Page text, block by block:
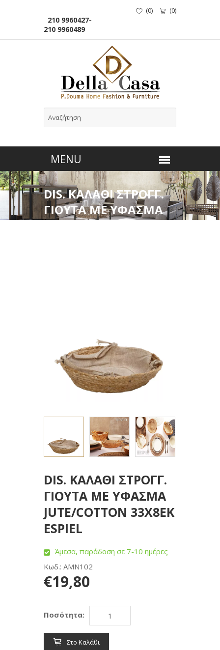
210 9960427-
210 9960489
(0) (0)
DIS. ΚΑΛΑΘΙ ΣΤΡΟΓΓ.
ΓΙΟΥΤΑ ΜΕ ΥΦΑΣΜΑ
JUTE/COTTON 33X8EK
DIS. ΚΑΛΑΘΙ ΣΤΡΟΓΓ.
ΓΙΟΥΤΑ ΜΕ ΥΦΑΣΜΑ
JUTE/COTTON 33X8EK
ESPIEL
Άμεσα, παράδοση σε 7-10 ημέρες
Κωδ.: AMN102
€19,80
Ποσότητα:
Στο Καλάθι